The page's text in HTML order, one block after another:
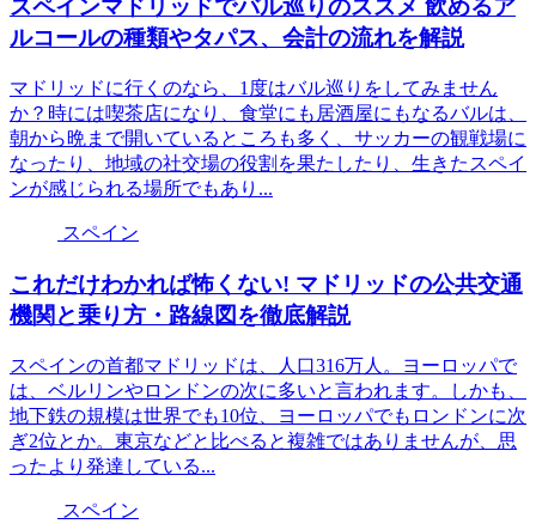
スペインマドリッドでバル巡りのススメ 飲めるア
ルコールの種類やタパス、会計の流れを解説
マドリッドに行くのなら、1度はバル巡りをしてみません
か？時には喫茶店になり、食堂にも居酒屋にもなるバルは、
朝から晩まで開いているところも多く、サッカーの観戦場に
なったり、地域の社交場の役割を果たしたり、生きたスペイ
ンが感じられる場所でもあり...
スペイン
これだけわかれば怖くない! マドリッドの公共交通
機関と乗り方・路線図を徹底解説
スペインの首都マドリッドは、人口316万人。ヨーロッパで
は、ベルリンやロンドンの次に多いと言われます。しかも、
地下鉄の規模は世界でも10位、ヨーロッパでもロンドンに次
ぎ2位とか。東京などと比べると複雑ではありませんが、思
ったより発達している...
スペイン